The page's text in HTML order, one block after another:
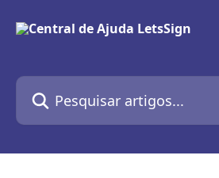
Pesquisar artigos...